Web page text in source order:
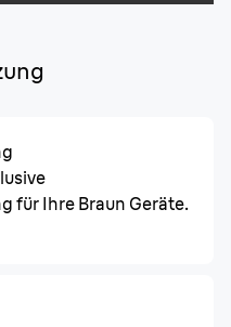
für Ihre Braun Geräte.